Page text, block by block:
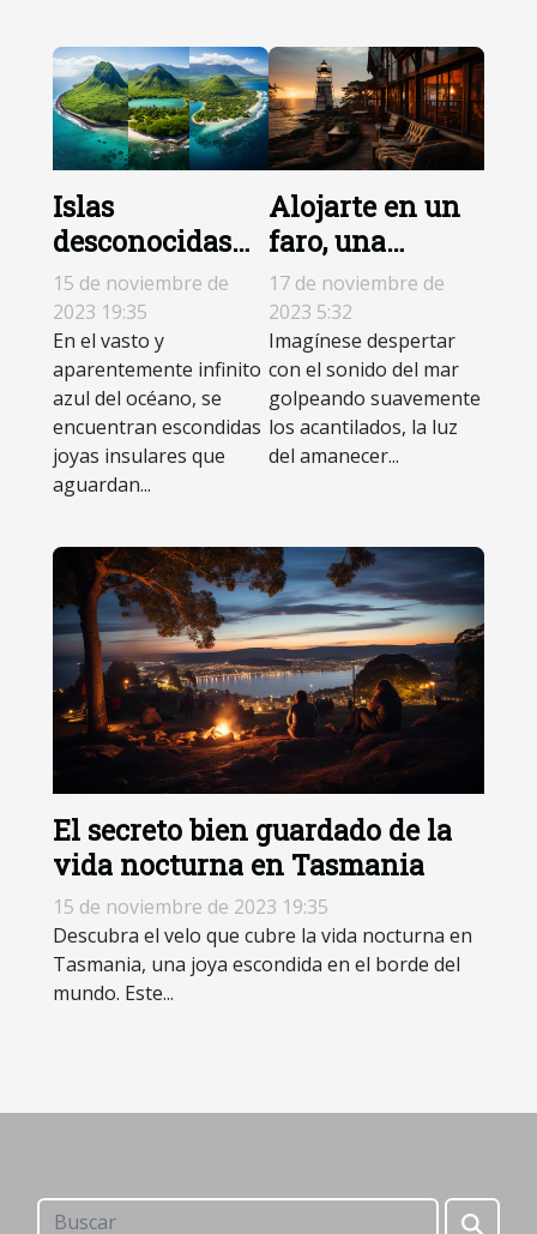
Islas
desconocidas
que te
sorprenderán
15 de noviembre de
2023 19:35
En el vasto y
aparentemente infinito
azul del océano, se
encuentran escondidas
joyas insulares que
aguardan...
Alojarte en un
faro, una
experiencia
fuera de lo
común
17 de noviembre de
2023 5:32
Imagínese despertar
con el sonido del mar
golpeando suavemente
los acantilados, la luz
del amanecer...
El secreto bien guardado de la
vida nocturna en Tasmania
15 de noviembre de 2023 19:35
Descubra el velo que cubre la vida nocturna en
Tasmania, una joya escondida en el borde del
mundo. Este...